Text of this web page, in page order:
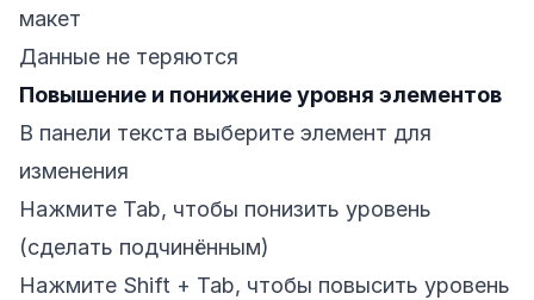
макет
Данные не теряются
Повышение и понижение уровня элементов
В панели текста выберите элемент для
изменения
Нажмите Tab, чтобы понизить уровень
(сделать подчинённым)
Нажмите Shift + Tab, чтобы повысить уровень